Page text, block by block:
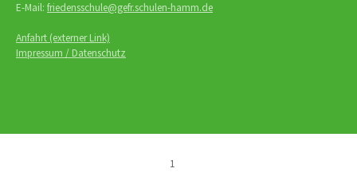
E-Mail: friedensschule@gefr.schulen-hamm.de
Anfahrt (externer Link)
Impressum / Datenschutz
1